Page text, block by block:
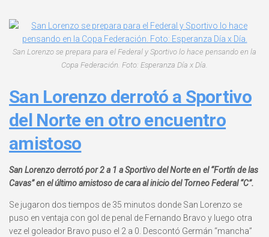
San Lorenzo se prepara para el Federal y Sportivo lo hace pensando en la
Copa Federación. Foto: Esperanza Día x Día.
San Lorenzo derrotó a Sportivo
del Norte en otro encuentro
amistoso
San Lorenzo derrotó por 2 a 1 a Sportivo del Norte en el “Fortín de las
Cavas” en el último amistoso de cara al inicio del Torneo Federal “C”.
Se jugaron dos tiempos de 35 minutos donde San Lorenzo se
puso en ventaja con gol de penal de Fernando Bravo y luego otra
vez el goleador Bravo puso el 2 a 0. Descontó Germán “mancha”